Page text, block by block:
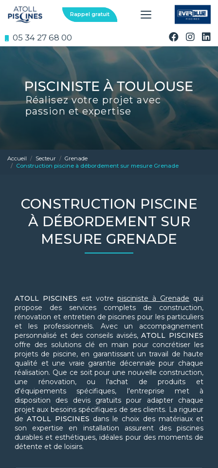
au
contenu
05 34 27 68 00
Rappel gratuit
Réalisez votre projet avec
passion et expertise
Accueil Secteur
Grenade
Construction piscine à débordement sur mesure Grenade
CONSTRUCTION PISCINE
À DÉBORDEMENT SUR
MESURE GRENADE
ATOLL PISCINES est votrepisciniste à Grenade qui
propose des services complets de construction,
rénovation et entretien de piscines pour les particuliers
et les professionnels. Avec un accompagnement
personnalisé et des conseils avisés,ATOLL PISCINES
offre des solutions clé en main pour concrétiser les
projets de piscine, en garantissant un travail de haute
qualité et une vraie garantie décennale pour chaque
réalisation. Que ce soit pour une nouvelle construction,
une rénovation, ou l'achat de produits et
d'équipements spécifiques, l'entreprise met à
disposition des devis gratuits pour adapter chaque
projet aux besoins spécifiques de ses clients. La rigueur
deATOLL PISCINES dans le choix des matériaux et
son expertise en installation assurent des piscines
durables et esthétiques, idéales pour des moments de
détente et de loisirs.